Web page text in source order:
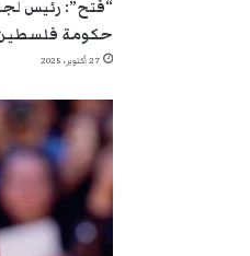
“فتح”: رئيس
حكومة
27 أكتوبر، 2025